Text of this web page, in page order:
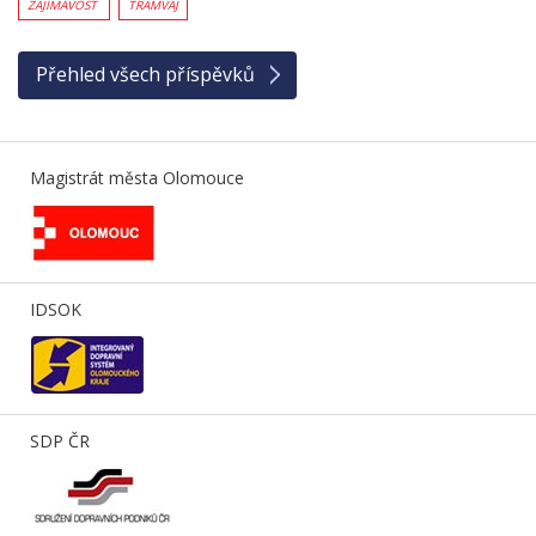
ZAJÍMAVOST TRAMVAJ
Přehled všech příspěvků
Magistrát města Olomouce
IDSOK
SDP ČR